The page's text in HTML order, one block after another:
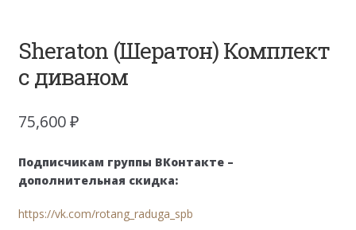
Sheraton (Шератон) Комплект
с диваном
75,600₽
Подписчикам группы ВКонтакте –
дополнительная скидка:
https://vk.com/rotang_raduga_spb